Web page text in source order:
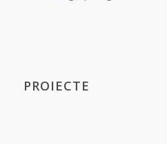
PROIECTE